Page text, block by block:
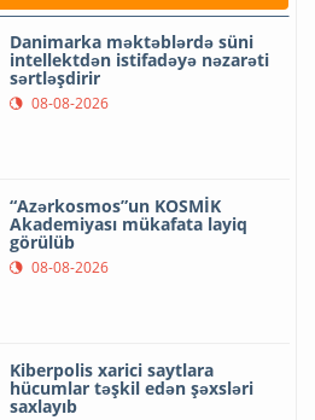
Danimarka məktəblərdə süni
intellektdən istifadəyə nəzarəti
sərtləşdirir
08-08-2026
“Azərkosmos”un KOSMİK
Akademiyası mükafata layiq
görülüb
08-08-2026
Kiberpolis xarici saytlara
hücumlar təşkil edən şəxsləri
saxlayıb